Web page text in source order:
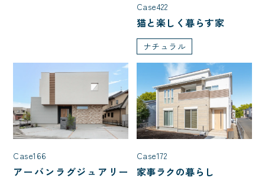
Case422
猫と楽しく暮らす家
ナチュラル
Case166
アーバンラグジュアリー
Case172
家事ラクの暮らし